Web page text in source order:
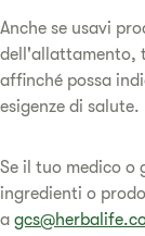
Anche se usavi
dell'allattamento,
affinché possa
esigenze di salute.
Se il tuo medico o
ingredienti o
a